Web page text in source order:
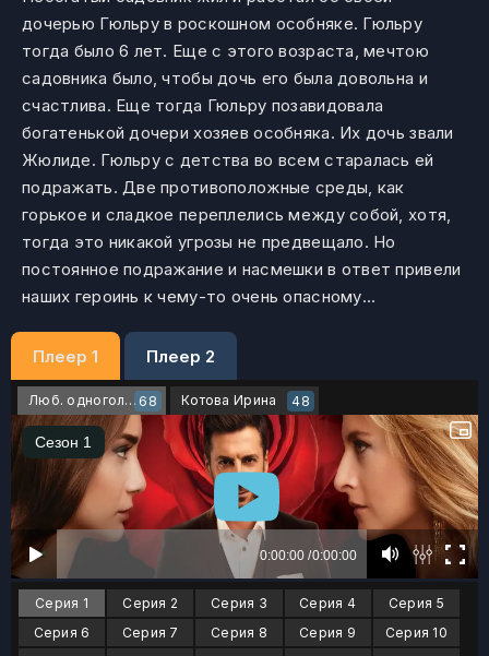
дочерью Гюльру в роскошном особняке. Гюльру
тогда было 6 лет. Еще с этого возраста, мечтою
садовника было, чтобы дочь его была довольна и
счастлива. Еще тогда Гюльру позавидовала
богатенькой дочери хозяев особняка. Их дочь звали
Жюлиде. Гюльру с детства во всем старалась ей
подражать. Две противоположные среды, как
горькое и сладкое переплелись между собой, хотя,
тогда это никакой угрозы не предвещало. Но
постоянное подражание и насмешки в ответ привели
наших героинь к чему-то очень опасному...
Плеер 1 Плеер 2
Люб. одноголосый 68 Котова Ирина 48
Серия 1 Серия 2 Серия 3 Серия 4
Серия 5
Серия 6
Серия 7 Серия 8 Серия 9
Серия 10